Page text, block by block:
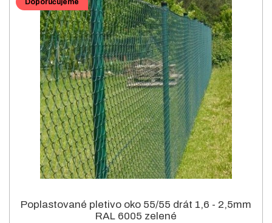
Doporučujeme
Poplastované pletivo oko 55/55 drát 1,6 - 2,5mm
RAL 6005 zelené